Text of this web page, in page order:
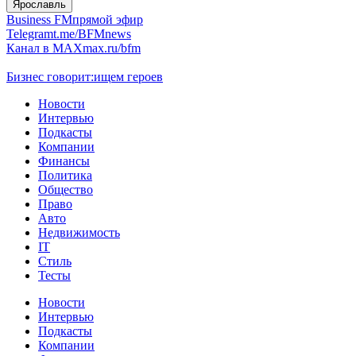
Ярославль
Business FMпрямой эфир
Telegramt.me/BFMnews
Канал в MAXmax.ru/bfm
Бизнес говорит:ищем героев
Новости
Интервью
Подкасты
Компании
Финансы
Политика
Общество
Право
Авто
Недвижимость
IT
Стиль
Тесты
Новости
Интервью
Подкасты
Компании